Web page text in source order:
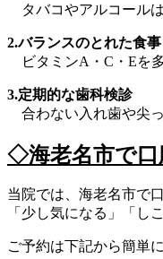
タバコやアルコール
2.バランスのとれた食事
ビタミンA・C・Eを
3.定期的な歯科検診
合わない入れ歯や尖
◇海老名市で口
当院では、海老名市で
「少し気になる」「し
ご予約は下記から簡単